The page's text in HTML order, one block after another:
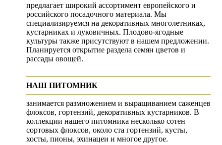
предлагает широкий ассортимент европейского и
российского посадочного материала. Мы
специализируемся на декоративных многолетниках,
кустарниках и луковичных. Плодово-ягодные
культуры также присутствуют в нашем предложении.
Планируется открытие раздела семян цветов и
рассады овощей.
НАШ ПИТОМНИК
занимается размножением и выращиванием саженцев
флоксов, гортензий, декоративных кустарников. В
коллекции нашего питомника несколько сотен
сортовых флоксов, около ста гортензий, кусты,
хосты, пионы, эхинацеи и многое другое.